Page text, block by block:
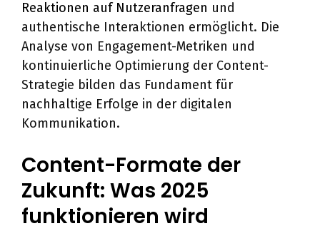
Reaktionen auf Nutzeranfragen und
authentische Interaktionen ermöglicht. Die
Analyse von Engagement-Metriken und
kontinuierliche Optimierung der Content-
Strategie bilden das Fundament für
nachhaltige Erfolge in der digitalen
Kommunikation.
Content-Formate der
Zukunft: Was 2025
funktionieren wird